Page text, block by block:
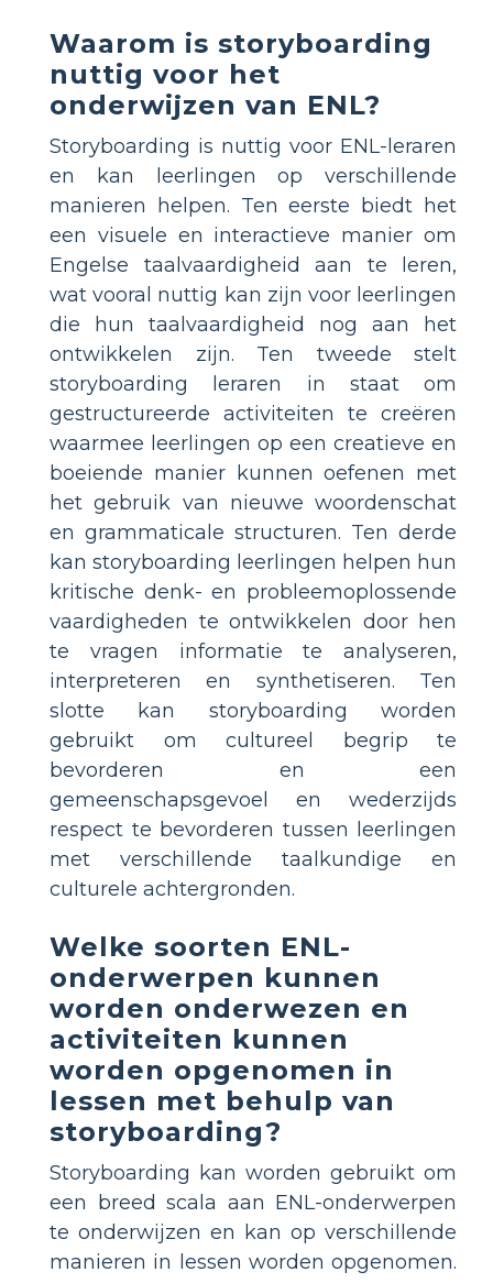
Waarom is storyboarding
nuttig voor het
onderwijzen van ENL?
Storyboarding is nuttig voor ENL-leraren
en kan leerlingen op verschillende
manieren helpen. Ten eerste biedt het
een visuele en interactieve manier om
Engelse taalvaardigheid aan te leren,
wat vooral nuttig kan zijn voor leerlingen
die hun taalvaardigheid nog aan het
ontwikkelen zijn. Ten tweede stelt
storyboarding leraren in staat om
gestructureerde activiteiten te creëren
waarmee leerlingen op een creatieve en
boeiende manier kunnen oefenen met
het gebruik van nieuwe woordenschat
en grammaticale structuren. Ten derde
kan storyboarding leerlingen helpen hun
kritische denk- en probleemoplossende
vaardigheden te ontwikkelen door hen
te vragen informatie te analyseren,
interpreteren en synthetiseren. Ten
slotte kan storyboarding worden
gebruikt om cultureel begrip te
bevorderen en een
gemeenschapsgevoel en wederzijds
respect te bevorderen tussen leerlingen
met verschillende taalkundige en
culturele achtergronden.
Welke soorten ENL-
onderwerpen kunnen
worden onderwezen en
activiteiten kunnen
worden opgenomen in
lessen met behulp van
storyboarding?
Storyboarding kan worden gebruikt om
een breed scala aan ENL-onderwerpen
te onderwijzen en kan op verschillende
manieren in lessen worden opgenomen.